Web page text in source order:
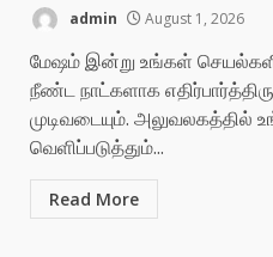
admin August 1, 2026
மேஷம் இன்று உங்கள்
நீண்ட நாட்களாக
முடிவடையும். அலுவலகத்தில்
வெளிப்படுத்தும்...
Read More